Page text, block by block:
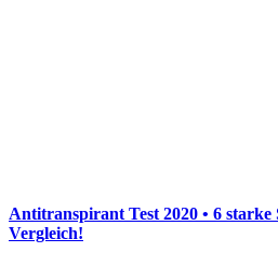
Antitranspirant Test 2020 • 6 starke
Vergleich!